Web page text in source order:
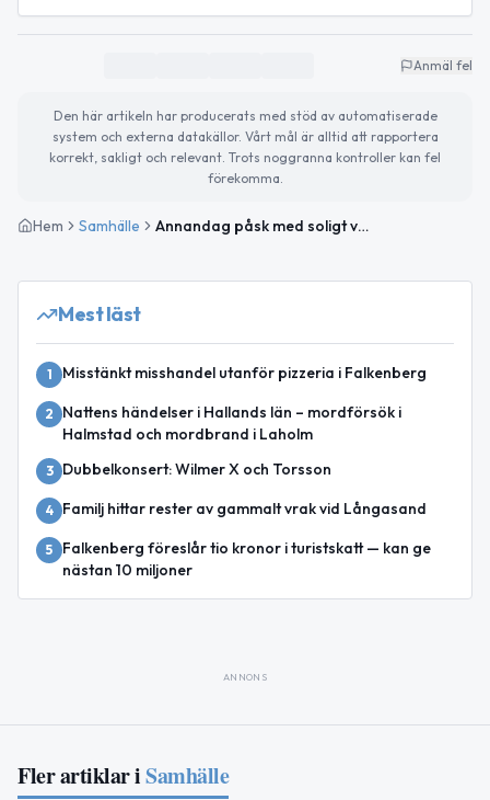
Anmäl fel
Den här artikeln har producerats med stöd av automatiserade
system och externa datakällor. Vårt mål är alltid att rapportera
korrekt, sakligt och relevant. Trots noggranna kontroller kan fel
förekomma.
Hem Samhälle Annandag påsk med soligt väder och högt vattenstånd
Mest läst
1 Misstänkt misshandel utanför pizzeria i Falkenberg
2
Nattens händelser i Hallands län – mordförsök i
Halmstad och mordbrand i Laholm
3 Dubbelkonsert: Wilmer X och Torsson
4 Familj hittar rester av gammalt vrak vid Långasand
5
Falkenberg föreslår tio kronor i turistskatt — kan ge
nästan 10 miljoner
ANNONS
Fler artiklar iSamhälle